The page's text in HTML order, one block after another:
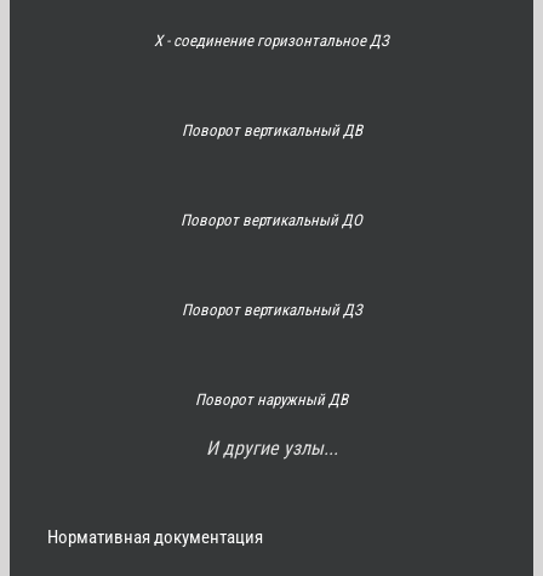
Х - соединение горизонтальное ДЗ
Поворот вертикальный ДВ
Поворот вертикальный ДО
Поворот вертикальный ДЗ
Поворот наружный ДВ
И другие узлы...
Нормативная документация